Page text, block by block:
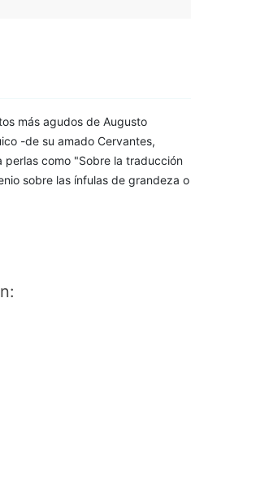
más agudos de Augusto
-de su amado Cervantes,
como "Sobre la traducción
sobre las ínfulas de grandeza o